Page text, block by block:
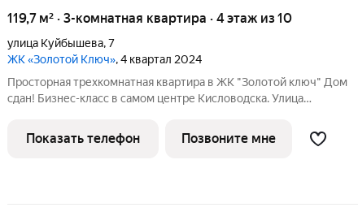
119,7 м² · 3-комнатная квартира · 4 этаж из 10
улица Куйбышева,7
ЖК «Золотой Ключ», 4 квартал 2024
Просторная трехкомнатная квартира в ЖК "Золотой ключ" Дом
сдан! Бизнес-класс в самом центре Кисловодска. Улица
города Кисловодск с функциональной планировкой,
объединяющей комфорт проживания
Показать телефон Позвоните мне